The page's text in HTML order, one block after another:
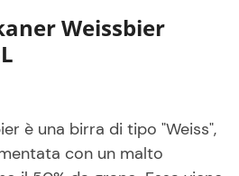
Weissbier
è una birra di tipo "Weiss",
con un malto